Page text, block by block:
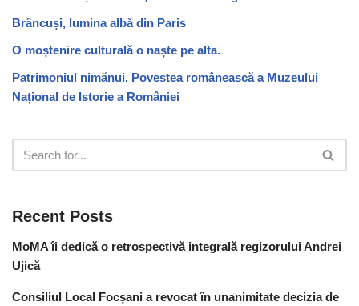
Brâncuși, lumina albă din Paris
O moștenire culturală o naște pe alta.
Patrimoniul nimănui. Povestea românească a Muzeului
Național de Istorie a României
Recent Posts
MoMA îi dedică o retrospectivă integrală regizorului Andrei
Ujică
Consiliul Local Focșani a revocat în unanimitate decizia de